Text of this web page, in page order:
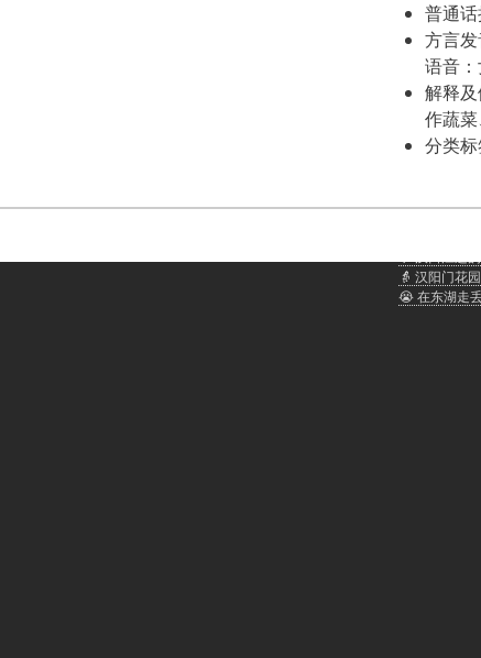
普通
方言
语音
解释
作蔬菜
分类
👵 汉阳门花
😭 在东湖走